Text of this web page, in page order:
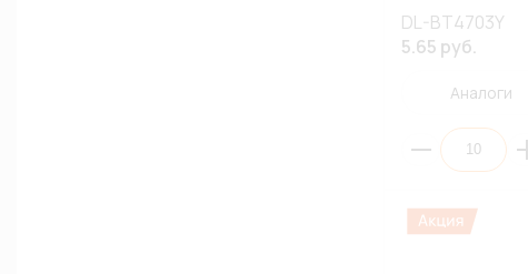
АССОРТИМЕНТА)
DL-BT4703Y
5.65 руб.
Аналоги